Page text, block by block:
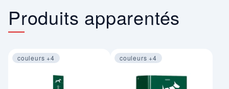
Produits apparentés
couleurs +4
Image 1 sur 4
couleurs +4
Image 1 sur 4